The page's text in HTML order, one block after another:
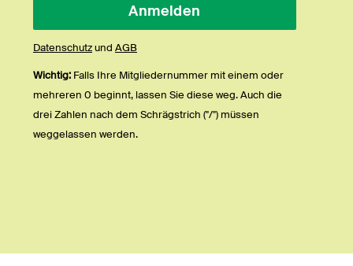
Datenschutzund AGB
Wichtig: Falls Ihre Mitgliedernummer mit einem oder
mehreren 0 beginnt, lassen Sie diese weg. Auch die
drei Zahlen nach dem Schrägstrich ("/") müssen
weggelassen werden.